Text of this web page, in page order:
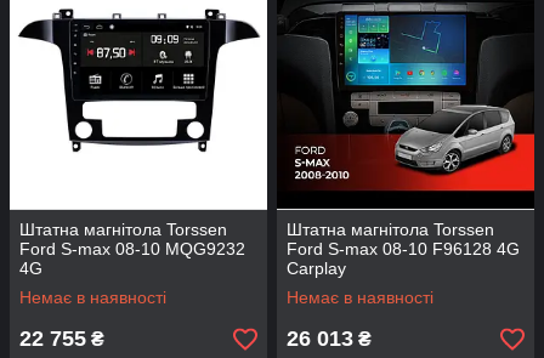
Штатна магнітола Torssen
Ford S-max 08-10 MQG9232
4G
Немає в наявності
22 755 ₴
Штатна магнітола Torssen
Ford S-max 08-10 F96128 4G
Carplay
Немає в наявності
26 013 ₴